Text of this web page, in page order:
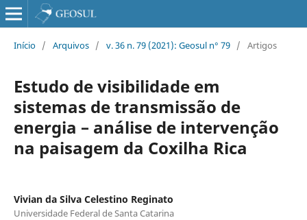
Início / Arquivos / v. 36 n. 79 (2021): Geosul n° 79 / Artigos
Estudo de visibilidade em
sistemas de transmissão de
energia – análise de intervenção
na paisagem da Coxilha Rica
Vivian da Silva Celestino Reginato
Universidade Federal de Santa Catarina